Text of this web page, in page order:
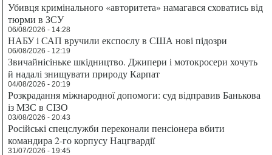
Убивця кримінального «авторитета» намагався сховатись від
тюрми в ЗСУ
06/08/2026 - 14:28
НАБУ і САП вручили експослу в США нові підозри
06/08/2026 - 12:19
Звичайнісіньке шкідництво. Джипери і мотокросери хочуть
й надалі знищувати природу Карпат
04/08/2026 - 20:19
Розкрадання міжнародної допомоги: суд відправив Банькова
із МЗС в СІЗО
03/08/2026 - 20:43
Російські спецслужби переконали пенсіонера вбити
командира 2-го корпусу Нацгвардії
31/07/2026 - 19:45